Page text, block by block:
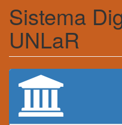
Sistema
UNLaR